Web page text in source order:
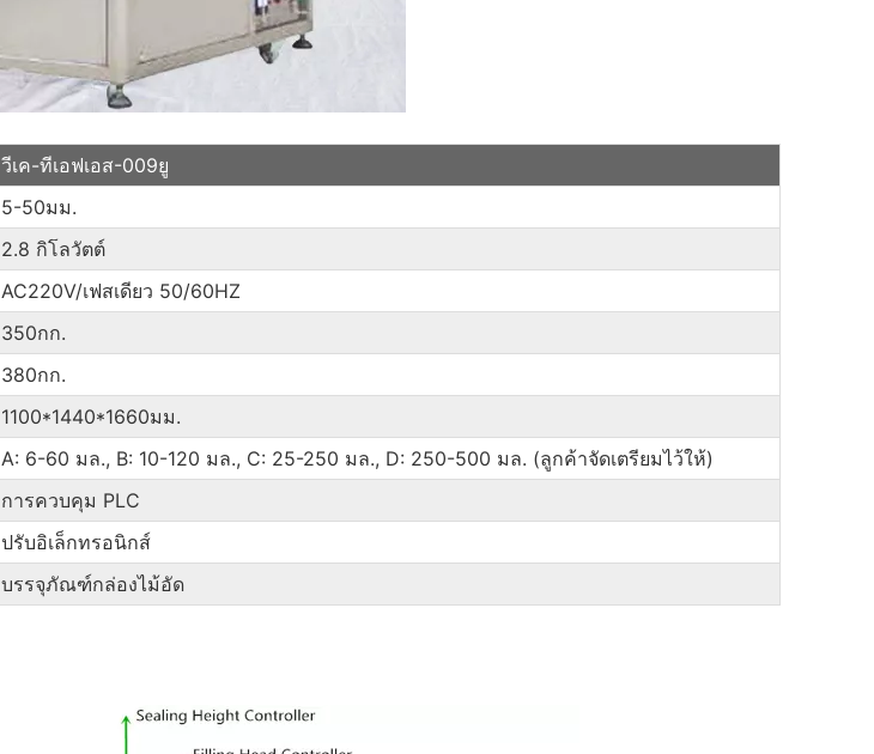
วีเค-ทีเอฟเอส-009ยู
5-50มม.
2.8 กิโลวัตต์
AC220V/เฟสเดียว 50/60HZ
350กก.
380กก.
1100*1440*1660มม.
A: 6-60 มล., B: 10-120 มล., C: 25-250 มล., D: 250-500 มล. (ลูกค้าจัดเตรียมไว้ให้)
การควบคุม PLC
ปรับอิเล็กทรอนิกส์
บรรจุภัณฑ์กล่องไม้อัด